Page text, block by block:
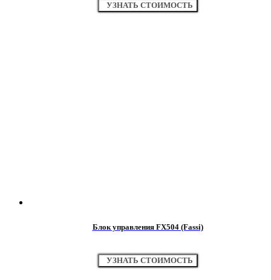
УЗНАТЬ СТОИМОСТЬ
Блок управления FX504 (Fassi)
УЗНАТЬ СТОИМОСТЬ